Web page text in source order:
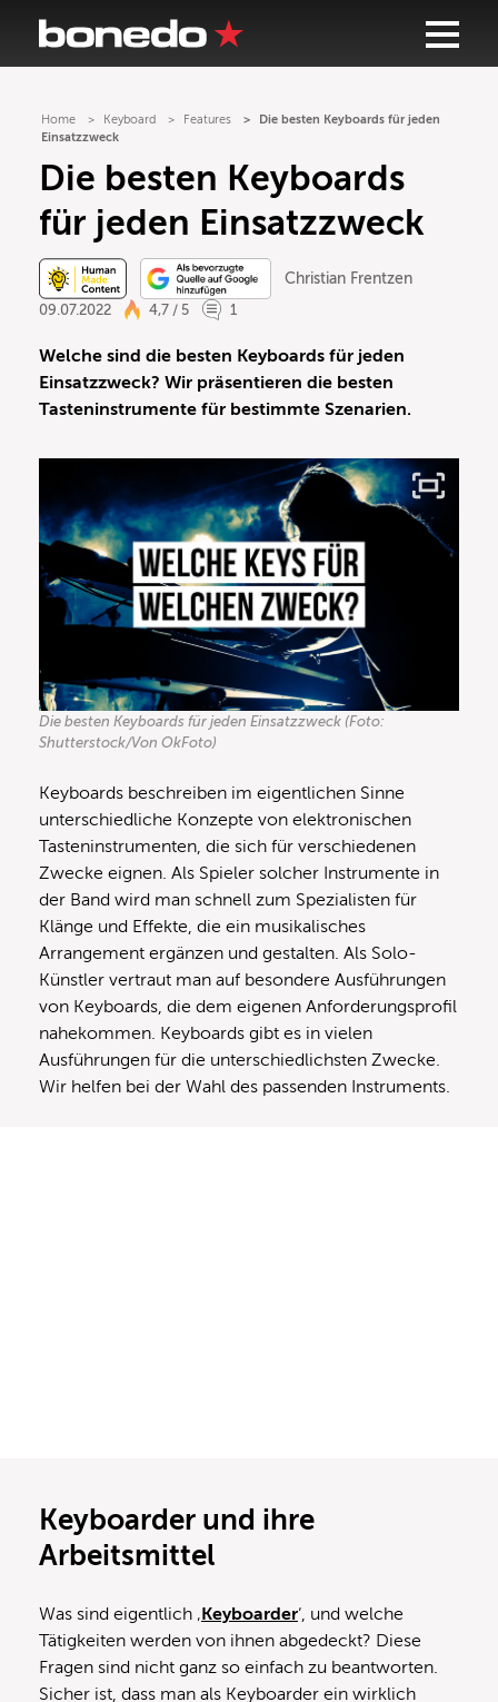
Home Keyboard Features
Die besten Keyboards für jeden
Einsatzzweck
Die besten Keyboards
für jeden Einsatzzweck
Christian Frentzen
09.07.2022
4,7 / 5 1
Welche sind die besten Keyboards für jeden
Einsatzzweck? Wir präsentieren die besten
Tasteninstrumente für bestimmte Szenarien.
Die besten Keyboards für jeden Einsatzzweck (Foto:
Shutterstock/Von OkFoto)
Keyboards beschreiben im eigentlichen Sinne
unterschiedliche Konzepte von elektronischen
Tasteninstrumenten, die sich für verschiedenen
Zwecke eignen. Als Spieler solcher Instrumente in
der Band wird man schnell zum Spezialisten für
Klänge und Effekte, die ein musikalisches
Arrangement ergänzen und gestalten. Als Solo-
Künstler vertraut man auf besondere Ausführungen
von Keyboards, die dem eigenen Anforderungsprofil
nahekommen. Keyboards gibt es in vielen
Ausführungen für die unterschiedlichsten Zwecke.
Wir helfen bei der Wahl des passenden Instruments.
Keyboarder und ihre
Arbeitsmittel
Was sind eigentlich ‚Keyboarder‘, und welche
Tätigkeiten werden von ihnen abgedeckt? Diese
Fragen sind nicht ganz so einfach zu beantworten.
Sicher ist, dass man als Keyboarder ein wirklich